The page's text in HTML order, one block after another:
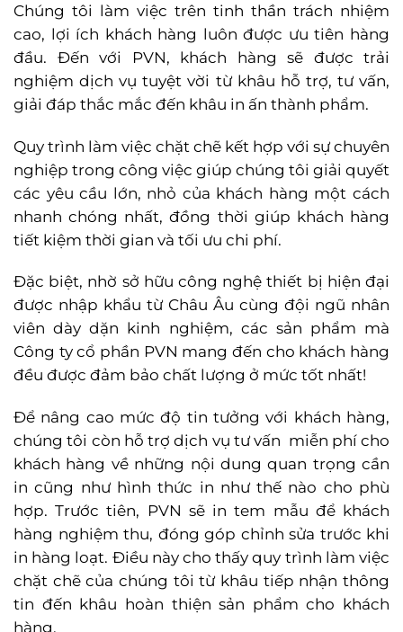
Chúng tôi làm việc trên tinh thần trách nhiệm
cao, lợi ích khách hàng luôn được ưu tiên hàng
đầu. Đến với PVN, khách hàng sẽ được trải
nghiệm dịch vụ tuyệt vời từ khâu hỗ trợ, tư vấn,
giải đáp thắc mắc đến khâu in ấn thành phẩm.
Quy trình làm việc chặt chẽ kết hợp với sự chuyên
nghiệp trong công việc giúp chúng tôi giải quyết
các yêu cầu lớn, nhỏ của khách hàng một cách
nhanh chóng nhất, đồng thời giúp khách hàng
tiết kiệm thời gian và tối ưu chi phí.
Đặc biệt, nhờ sở hữu công nghệ thiết bị hiện đại
được nhập khẩu từ Châu Âu cùng đội ngũ nhân
viên dày dặn kinh nghiệm, các sản phẩm mà
Công ty cổ phần PVN mang đến cho khách hàng
đều được đảm bảo chất lượng ở mức tốt nhất!
Để nâng cao mức độ tin tưởng với khách hàng,
chúng tôi còn hỗ trợ dịch vụ tư vấn miễn phí cho
khách hàng về những nội dung quan trọng cần
in cũng như hình thức in như thế nào cho phù
hợp. Trước tiên, PVN sẽ in tem mẫu để khách
hàng nghiệm thu, đóng góp chỉnh sửa trước khi
in hàng loạt. Điều này cho thấy quy trình làm việc
chặt chẽ của chúng tôi từ khâu tiếp nhận thông
tin đến khâu hoàn thiện sản phẩm cho khách
hàng.